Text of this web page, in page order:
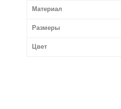
Материал
Размеры
Цвет